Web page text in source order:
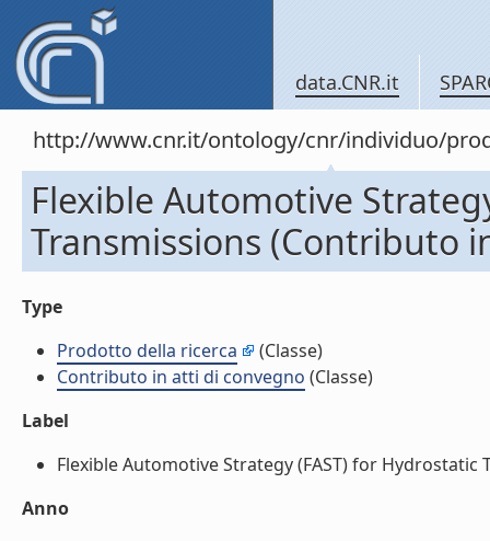
data.CNR.it
http://www.cnr.it/ontology/cnr/individuo/
Flexible Automotive
Transmissions (Contributo
Type
Prodotto della ricerca
(Classe)
Contributo in atti di convegno (Classe)
Label
Flexible Automotive Strategy (FAST) for
Anno